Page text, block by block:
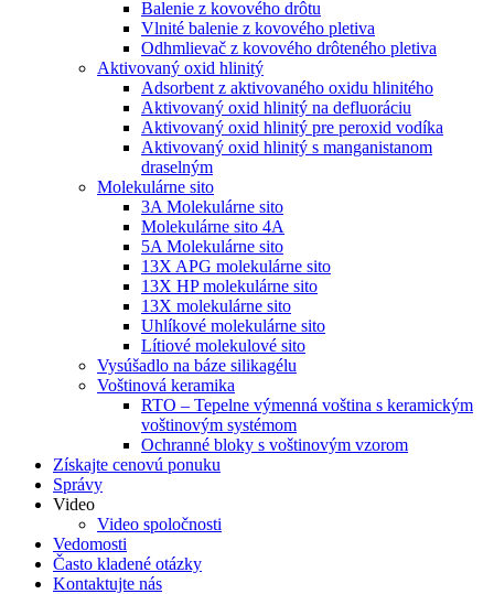
Balenie z kovového drôtu
Vlnité balenie z kovového pletiva
Odhmlievač z kovového drôteného pletiva
Aktivovaný oxid hlinitý
Adsorbent z aktivovaného oxidu hlinitého
Aktivovaný oxid hlinitý na defluoráciu
Aktivovaný oxid hlinitý pre peroxid vodíka
Aktivovaný oxid hlinitý s manganistanom
draselným
Molekulárne sito
3A Molekulárne sito
Molekulárne sito 4A
5A Molekulárne sito
13X APG molekulárne sito
13X HP molekulárne sito
13X molekulárne sito
Uhlíkové molekulárne sito
Lítiové molekulové sito
Vysúšadlo na báze silikagélu
Voštinová keramika
RTO – Tepelne výmenná voština s keramickým
voštinovým systémom
Ochranné bloky s voštinovým vzorom
Získajte cenovú ponuku
Správy
Video
Video spoločnosti
Vedomosti
Často kladené otázky
Kontaktujte nás